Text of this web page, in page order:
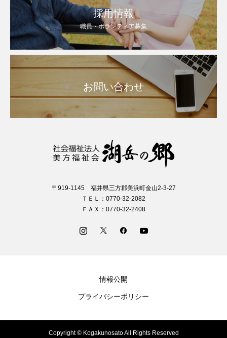
採用情報
職員・ボランティア募集
お問い合わせ
〒919-1145 福井県三方郡美浜町金山2-3-27
ＴＥＬ：0770-32-2082
ＦＡＸ：0770-32-2408
情報公開
プライバシーポリシー
Copyright © Kogakunosato All Rights Reserved